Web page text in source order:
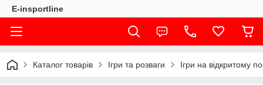
E-insportline
Каталог товарів Ігри та розваги Ігри на відкритому